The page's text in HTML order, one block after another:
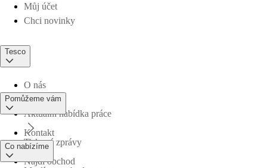
Můj účet
Chci novinky
Tesco
O nás
Aktuální nabídka práce
Tiskové zprávy
Pomůžeme vám
Kontakt
Najdi obchod
Co nabízíme